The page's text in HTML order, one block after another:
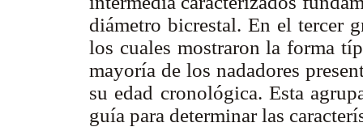
diámetro bicrestal. En el tercer
los cuales mostraron la forma
mayoría de los nadadores
su edad cronológica. Esta
guía para determinar las